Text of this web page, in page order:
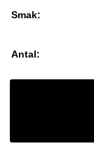
Smak:
Antal: